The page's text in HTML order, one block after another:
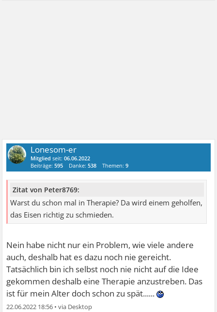
Lonesom-er
Mitglied seit:06.06.2022
Beiträge:595 Danke:538 Themen:9
Zitat von Peter8769:
Warst du schon mal in Therapie? Da wird einem geholfen,
das Eisen richtig zu schmieden.
Nein habe nicht nur ein Problem, wie viele andere
auch, deshalb hat es dazu noch nie gereicht.
Tatsächlich bin ich selbst noch nie nicht auf die Idee
gekommen deshalb eine Therapie anzustreben. Das
ist für mein Alter doch schon zu spät......
22.06.2022 18:56 •